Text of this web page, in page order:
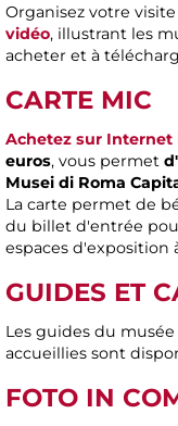
Organisez votre
vidéo, illustrant les
acheter et à
CARTE MIC
Achetez sur Internet
euros, vous permet
Musei di Roma
La carte permet de
du billet d'entrée
espaces d'exposition
GUIDES ET
Les guides du
accueillies sont
FOTO IN